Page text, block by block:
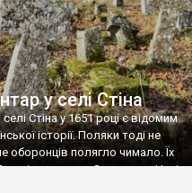
у селі Стіна
Стіна у 1651 році є відомим
історії. Поляки тоді не
оборонців полягло чимало. Їх
тоді називався Замковим. Нині